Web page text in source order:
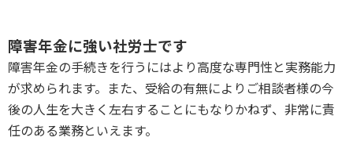
障害年金に強い社労士です
障害年金の手続きを行うにはより高度な専門性と実務能力
が求められます。また、受給の有無によりご相談者様の今
後の人生を大きく左右することにもなりかねず、非常に責
任のある業務といえます。